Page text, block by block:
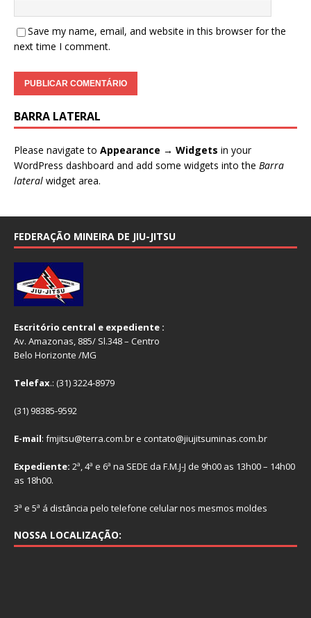
Save my name, email, and website in this browser for the
next time I comment.
BARRA LATERAL
Please navigate to Appearance → Widgets in your
WordPress dashboard and add some widgets into the Barra
lateral widget area.
FEDERAÇÃO MINEIRA DE JIU-JITSU
Escritório central e expediente :
Av. Amazonas, 885/ Sl.348 – Centro
Belo Horizonte /MG
Telefax.: (31) 3224-8979
(31) 98385-9592
E-mail: fmjitsu@terra.com.br e contato@jiujitsuminas.com.br
Expediente: 2ª, 4ª e 6ª na SEDE da F.M.J-J de 9h00 as 13h00 – 14h00
as 18h00.
3ª e 5ª á distância pelo telefone celular nos mesmos moldes
NOSSA LOCALIZAÇÃO: